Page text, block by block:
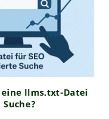
llms.txt-Datei